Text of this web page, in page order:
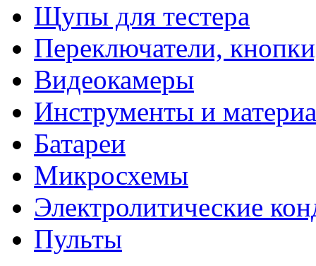
Щупы для тестера
Переключатели,
Видеокамеры
Инструменты и
Батареи
Микросхемы
Электролитические
Пульты